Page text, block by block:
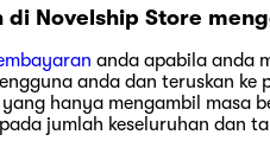
Novelship Store
anda apabila anda
anda dan teruskan
hanya mengambil masa
jumlah keseluruhan dan